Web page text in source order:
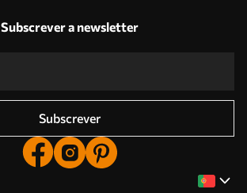
Subscrever a newsletter
Subscrever